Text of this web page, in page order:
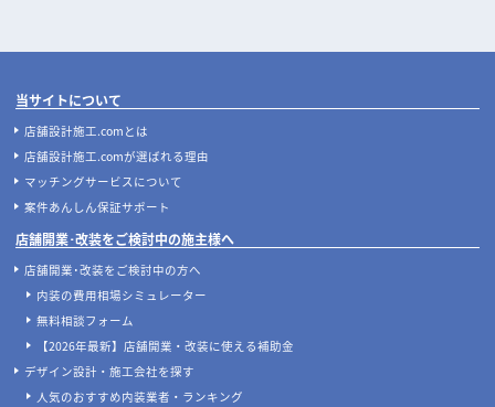
当サイトについて
店舗設計施工.comとは
店舗設計施工.comが選ばれる理由
マッチングサービスについて
案件あんしん保証サポート
店舗開業･改装をご検討中の施主様へ
店舗開業･改装をご検討中の方へ
内装の費用相場シミュレーター
無料相談フォーム
【2026年最新】店舗開業・改装に使える補助金
デザイン設計・施工会社を探す
人気のおすすめ内装業者・ランキング